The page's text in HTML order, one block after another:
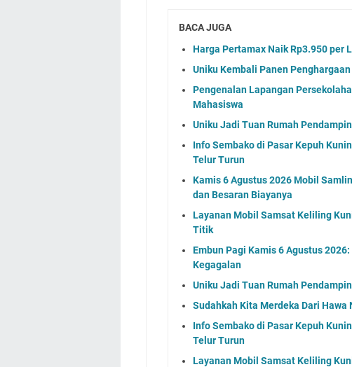
BACA JUGA
Harga Pertamax Naik Rp3.950 per
Uniku Kembali Panen
Pengenalan Lapangan
Mahasiswa
Uniku Jadi Tuan Rumah
Info Sembako di Pasar Kepuh
Telur Turun
Kamis 6 Agustus 2026 Mobil
dan Besaran Biayanya
Layanan Mobil Samsat Keliling
Titik
Embun Pagi Kamis 6 Agustus
Kegagalan
Uniku Jadi Tuan Rumah
Sudahkah Kita Merdeka Dari Hawa
Info Sembako di Pasar Kepuh
Telur Turun
Layanan Mobil Samsat Keliling